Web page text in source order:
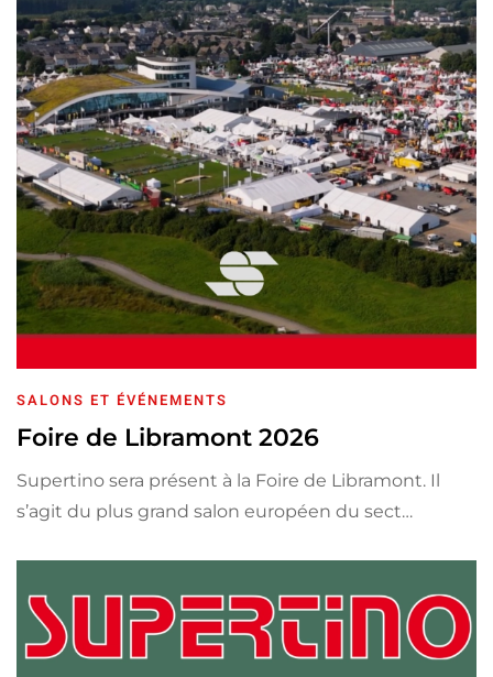
SALONS ET ÉVÉNEMENTS
Foire de Libramont 2026
Supertino sera présent à la Foire de Libramont. Il
s’agit du plus grand salon européen du sect…